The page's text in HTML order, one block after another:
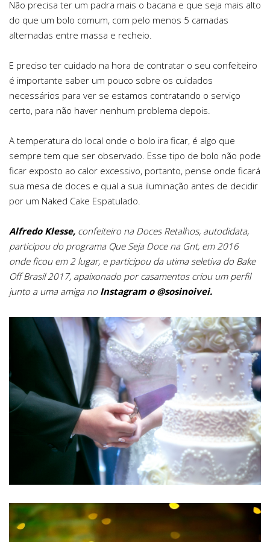
Não precisa ter um padra mais o bacana e que seja mais alto
do que um bolo comum, com pelo menos 5 camadas
alternadas entre massa e recheio.
E preciso ter cuidado na hora de contratar o seu confeiteiro
é importante saber um pouco sobre os cuidados
necessários para ver se estamos contratando o serviço
certo, para não haver nenhum problema depois.
A temperatura do local onde o bolo ira ficar, é algo que
sempre tem que ser observado. Esse tipo de bolo não pode
ficar exposto ao calor excessivo, portanto, pense onde ficará
sua mesa de doces e qual a sua iluminação antes de decidir
por um Naked Cake Espatulado.
Alfredo Klesse, confeiteiro na Doces Retalhos, autodidata,
participou do programa Que Seja Doce na Gnt, em 2016
onde ficou em 2 lugar, e participou da utima seletiva do Bake
Off Brasil 2017, apaixonado por casamentos criou um perfil
junto a uma amiga no Instagram o @sosinoivei.